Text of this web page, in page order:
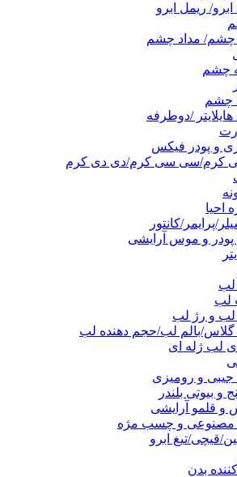
ابرو/ ریمل ابرو
مداد چشم
چشم
چشم
هایلایتر /دوطرفه
و پودر فیکس
کرم/سی سی کرم/دی دی کرم
احیا
پرایمر/کانتور
و موس آرایشی
لب
لب
و رژ لب
گلاس/بالم لب/حجم دهنده لب
لب ژله ای
جیبی و رومیزی
و بیوتی بلندر
و قلمو آرایشی
مصنوعی و چسب مژه
قیچی/تیغ ابرو
بدن